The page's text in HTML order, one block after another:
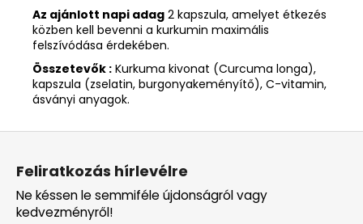
Az ajánlott napi adag 2 kapszula, amelyet étkezés
közben kell bevenni a kurkumin maximális
felszívódása érdekében.
Összetevők : Kurkuma kivonat (Curcuma longa),
kapszula (zselatin, burgonyakeményítő), C-vitamin,
ásványi anyagok.
L
Feliratkozás hírlevélre
Ne késsen le semmiféle újdonságról vagy
kedvezményről!